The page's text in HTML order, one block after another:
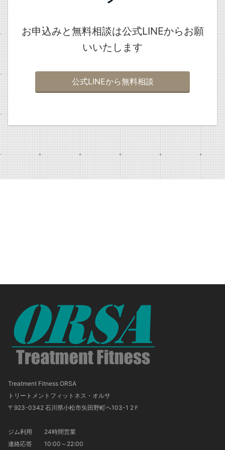
お申込みと無料相談は公式LINEからお願
いいたします
公式LINEから無料相談
Treatment Fitness ORSA
トリートメントフィットネス・オルサ
〒923-0342 石川県小松市矢田野町ヘ103-1 2Ｆ
ジム利用 24時間営業
連絡応答 10:00～22:00